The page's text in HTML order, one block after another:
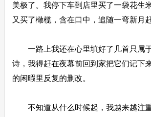
美极了。我停下车到店里买了一袋花生
又买了橄榄，含在口中，追随一弯新月赶
一路上我还在心里填好了几首只属
诗，我得赶在夜幕前回到家把它们记下
的闲暇里反复的删改。
不知道从什么时候起，我越来越注